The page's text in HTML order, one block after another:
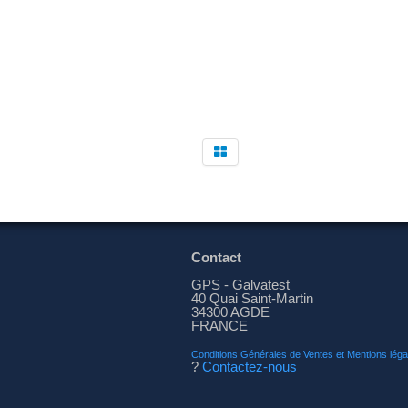
Contact
GPS - Galvatest
40 Quai Saint-Martin
34300 AGDE
FRANCE
Conditions Générales de Ventes et Mentions
? Contactez-nous